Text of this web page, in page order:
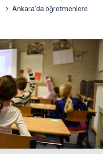
Ankara'da öğretmenlere